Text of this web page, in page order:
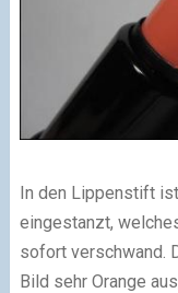
In den Lippenstift
eingestanzt,
sofort verschwand.
Bild sehr Orange